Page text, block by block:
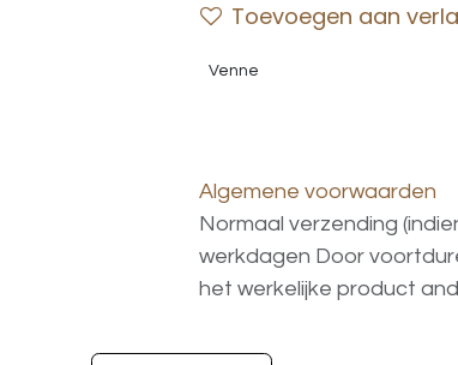
Toevoegen aan
Venne
Algemene voorwaarden
Normaal verzending
werkdagen Door
het werkelijke product